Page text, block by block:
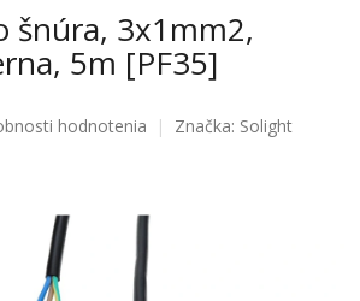
šnúra, 3x1mm2,
5m [PF35]
hodnotenia Značka: Solight